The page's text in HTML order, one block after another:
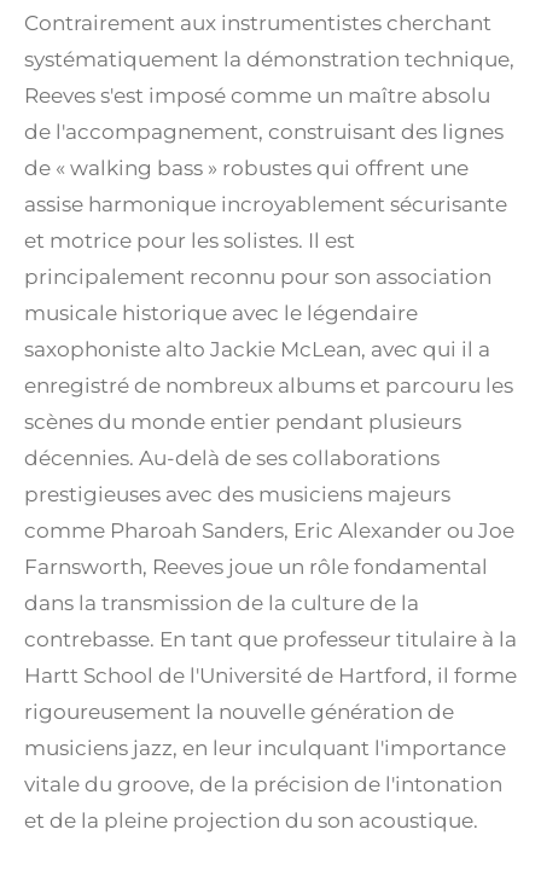
Contrairement aux instrumentistes cherchant
systématiquement la démonstration technique,
Reeves s'est imposé comme un maître absolu
de l'accompagnement, construisant des lignes
de « walking bass » robustes qui offrent une
assise harmonique incroyablement sécurisante
et motrice pour les solistes. Il est
principalement reconnu pour son association
musicale historique avec le légendaire
saxophoniste alto Jackie McLean, avec qui il a
enregistré de nombreux albums et parcouru les
scènes du monde entier pendant plusieurs
décennies. Au-delà de ses collaborations
prestigieuses avec des musiciens majeurs
comme Pharoah Sanders, Eric Alexander ou Joe
Farnsworth, Reeves joue un rôle fondamental
dans la transmission de la culture de la
contrebasse. En tant que professeur titulaire à la
Hartt School de l'Université de Hartford, il forme
rigoureusement la nouvelle génération de
musiciens jazz, en leur inculquant l'importance
vitale du groove, de la précision de l'intonation
et de la pleine projection du son acoustique.